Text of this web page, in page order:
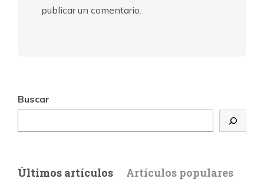
publicar un comentario.
Buscar
Últimos artículos Artículos populares